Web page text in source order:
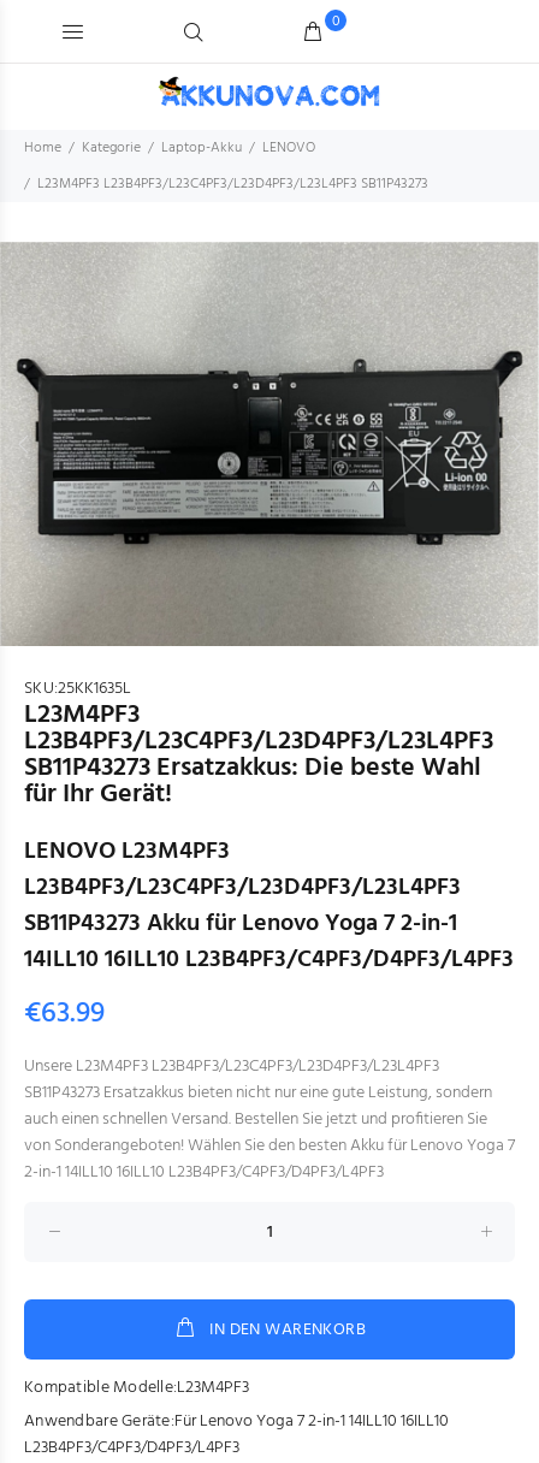
0
Home Kategorie Laptop-Akku
LENOVO
L23M4PF3 L23B4PF3/L23C4PF3/L23D4PF3/L23L4PF3 SB11P43273
SKU:25KK1635L
L23M4PF3
L23B4PF3/L23C4PF3/L23D4PF3/L23L4PF3
SB11P43273 Ersatzakkus: Die beste Wahl
für Ihr Gerät!
LENOVO L23M4PF3
L23B4PF3/L23C4PF3/L23D4PF3/L23L4PF3
SB11P43273 Akku für Lenovo Yoga 7 2-in-1
14ILL10 16ILL10 L23B4PF3/C4PF3/D4PF3/L4PF3
€63.99
Unsere L23M4PF3 L23B4PF3/L23C4PF3/L23D4PF3/L23L4PF3
SB11P43273 Ersatzakkus bieten nicht nur eine gute Leistung, sondern
auch einen schnellen Versand. Bestellen Sie jetzt und profitieren Sie
von Sonderangeboten! Wählen Sie den besten Akku für Lenovo Yoga 7
2-in-1 14ILL10 16ILL10 L23B4PF3/C4PF3/D4PF3/L4PF3
IN DEN WARENKORB
Kompatible Modelle:L23M4PF3
Anwendbare Geräte:Für Lenovo Yoga 7 2-in-1 14ILL10 16ILL10
L23B4PF3/C4PF3/D4PF3/L4PF3